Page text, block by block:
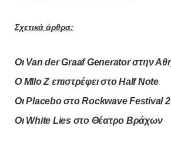
Σχετικά άρθρα:
Οι Van der Graaf Generator στην
O ΜIlo Z επιστρέφει στο Half Note
Οι Placebo στο Rockwave Festival
Οι White Lies στο Θέατρο Βράχων